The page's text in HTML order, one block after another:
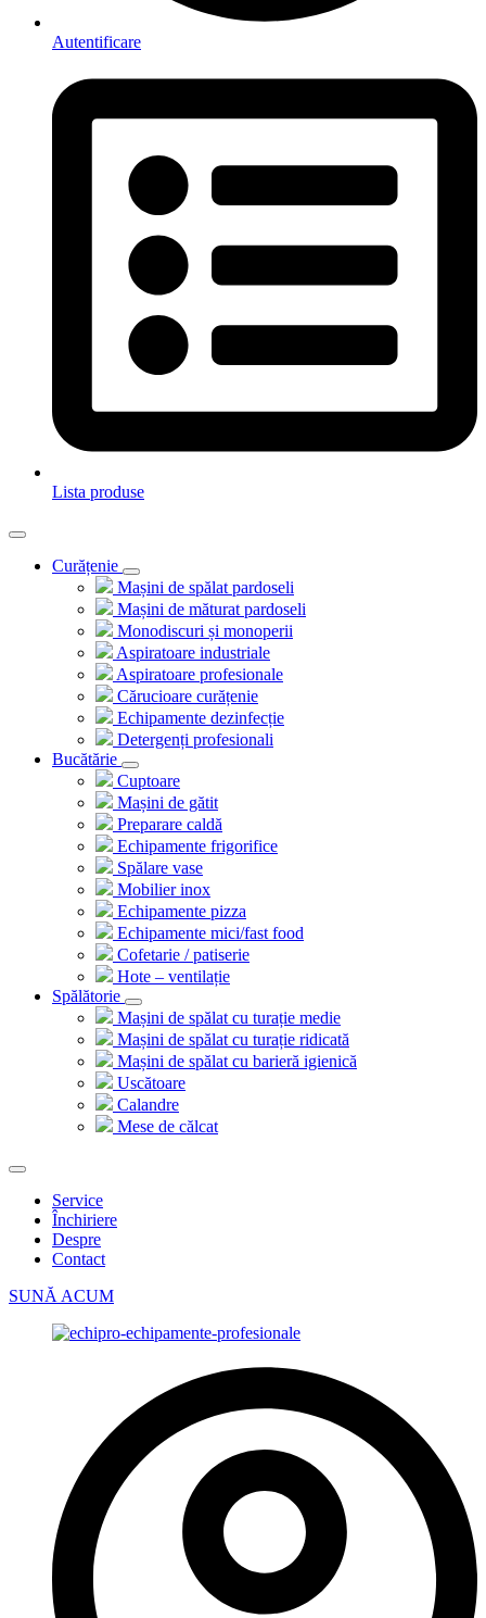
Autentificare
Lista produse
Curățenie
Mașini de spălat pardoseli
Mașini de măturat pardoseli
Monodiscuri și monoperii
Aspiratoare industriale
Aspiratoare profesionale
Cărucioare curățenie
Echipamente dezinfecție
Detergenți profesionali
Bucătărie
Cuptoare
Mașini de gătit
Preparare caldă
Echipamente frigorifice
Spălare vase
Mobilier inox
Echipamente pizza
Echipamente mici/fast food
Cofetarie / patiserie
Hote – ventilație
Spălătorie
Mașini de spălat cu turație medie
Mașini de spălat cu turație ridicată
Mașini de spălat cu barieră igienică
Uscătoare
Calandre
Mese de călcat
Service
Închiriere
Despre
Contact
SUNĂ ACUM